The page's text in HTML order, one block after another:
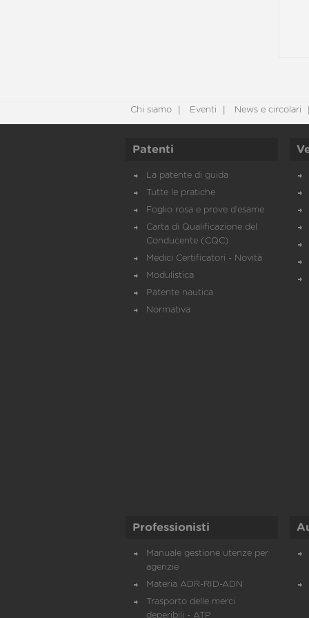
Chi siamo Eventi News e circolari
Patenti
La patente di guida
Tutte le pratiche
Foglio rosa e prove d’esame
Carta di Qualificazione del
Conducente (CQC)
Medici Certificatori - Novità
Modulistica
Patente nautica
Normativa
Professionisti
Manuale gestione utenze per
agenzie
Materia ADR-RID-ADN
Trasporto delle merci
deperibili - ATP